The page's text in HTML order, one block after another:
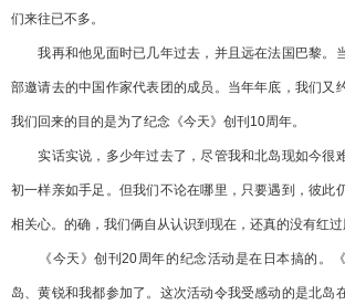
们来往已不多。
我再和他见面时已几年过去，并且远在法国巴黎。
部邀请去的中国作家代表团的成员。当年年底，我们又
我们回来的目的是为了纪念《今天》创刊10周年。
实话实说，多少年过去了，尽管我和北岛现如今很
初一样亲如手足。但我们不论在哪里，只要遇到，彼此
相关心。的确，我们俩自从认识到现在，还真的没有红过
《今天》创刊20周年的纪念活动是在日本搞的。《
岛、黄锐和我都参加了。这次活动令我受感动的是北岛